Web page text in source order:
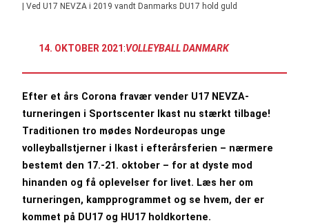
| Ved U17 NEVZA i 2019 vandt Danmarks DU17 hold guld
14. OKTOBER 2021:VOLLEYBALL DANMARK
Efter et års Corona fravær vender U17 NEVZA-
turneringen i Sportscenter Ikast nu stærkt tilbage!
Traditionen tro mødes Nordeuropas unge
volleyballstjerner i Ikast i efterårsferien – nærmere
bestemt den 17.-21. oktober – for at dyste mod
hinanden og få oplevelser for livet. Læs her om
turneringen, kampprogrammet og se hvem, der er
kommet på DU17 og HU17 holdkortene.